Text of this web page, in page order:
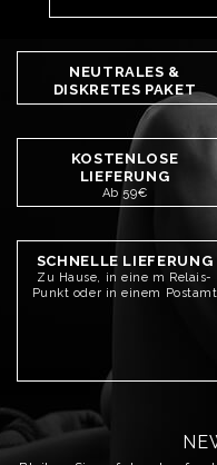
NEUTRALES &
DISKRETES PAKET
KOSTENLOSE
LIEFERUNG
Ab 59€
SCHNELLE LIEFERUNG
Zu Hause, in eine m Relais-
Punkt oder in einem Postamt